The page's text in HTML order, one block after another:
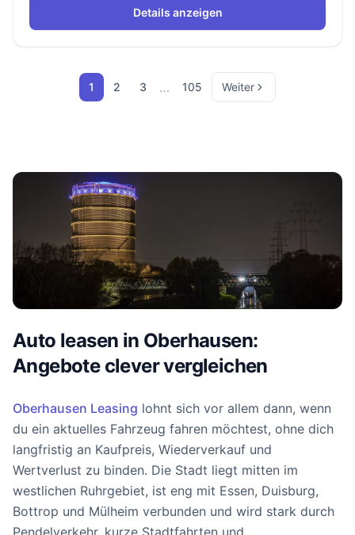
Details anzeigen
1 2 3 … 105 Weiter
Auto leasen in Oberhausen:
Angebote clever vergleichen
Oberhausen Leasing lohnt sich vor allem dann, wenn
du ein aktuelles Fahrzeug fahren möchtest, ohne dich
langfristig an Kaufpreis, Wiederverkauf und
Wertverlust zu binden. Die Stadt liegt mitten im
westlichen Ruhrgebiet, ist eng mit Essen, Duisburg,
Bottrop und Mülheim verbunden und wird stark durch
Pendelverkehr, kurze Stadtfahrten und